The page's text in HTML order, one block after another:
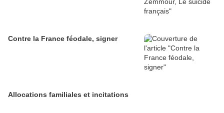
Contre la France féodale, signer
Allocations familiales et incitations